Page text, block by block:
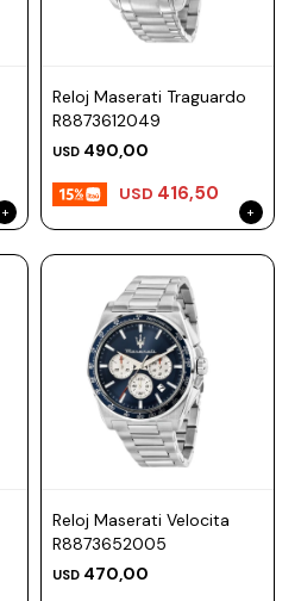
Reloj Maserati Traguardo
R8873612049
USD 490,00
USD 416,50
Reloj Maserati Velocita
R8873652005
USD 470,00